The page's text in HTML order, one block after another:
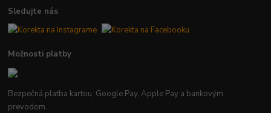
Sledujte nás
Možnosti platby
Bezpečná platba kartou, Google Pay, Apple Pay a bankovým
prevodom.